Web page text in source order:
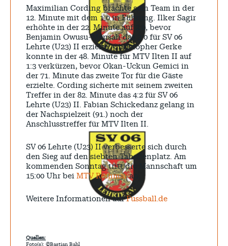
Maximilian Cording brachte sein Team in der
12. Minute mit dem 1:0 in Führung. Ilker Sagir
erhöhte in der 22. Minute auf 2:0, bevor
Benjamin Owusu-Mensah das 3:0 für SV 06
Lehrte (U23) II erzielte. Christopher Gerke
konnte in der 48. Minute für MTV Ilten II auf
1:3 verkürzen, bevor Okan-Uckun Gemici in
der 71. Minute das zweite Tor für die Gäste
erzielte. Cording sicherte mit seinem zweiten
Treffer in der 82. Minute das 4:2 für SV 06
Lehrte (U23) II. Fabian Schickedanz gelang in
der Nachspielzeit (91.) noch der
Anschlusstreffer für MTV Ilten II.
SV 06 Lehrte (U23) II verbesserte sich durch
den Sieg auf den siebten Tabellenplatz. Am
kommenden Sonntag tritt die Mannschaft um
15:00 Uhr bei MTV Rethmaran.
Weitere Informationen aufFussball.de
Quellen:
Foto(s): ©Bastian Bahl